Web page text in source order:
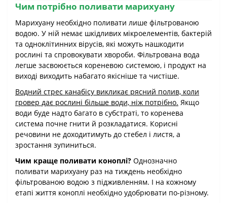
Чим потрібно поливати марихуану
Марихуану необхідно поливати лише фільтрованою
водою. У ній немає шкідливих мікроелементів, бактерій
та одноклітинних вірусів, які можуть нашкодити
рослині та спровокувати хвороби. Фільтрована вода
легше засвоюється кореневою системою, і продукт на
виході виходить набагато якісніше та чистіше.
Водний стрес канабісу викликає рясний полив, коли
гровер дає рослині більше води, ніж потрібно. Якщо
води буде надто багато в субстраті, то коренева
система почне гнити й розкладатися. Корисні
речовини не доходитимуть до стебел і листя, а
зростання зупиниться.
Чим краще поливати коноплі? Однозначно
поливати марихуану раз на тиждень необхідно
фільтрованою водою з підживленням. І на кожному
етапі життя коноплі необхідно удобрювати по-різному.